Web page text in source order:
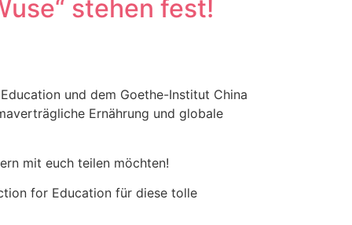
stehen fest!
und dem Goethe-Institut China
Ernährung und globale
mit euch teilen möchten!
for Education für diese tolle